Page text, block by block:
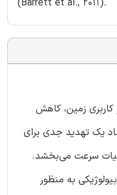
زمین، کاهش
یک تهدید جدی برای
سرعت می‌بخشد.
به منظور